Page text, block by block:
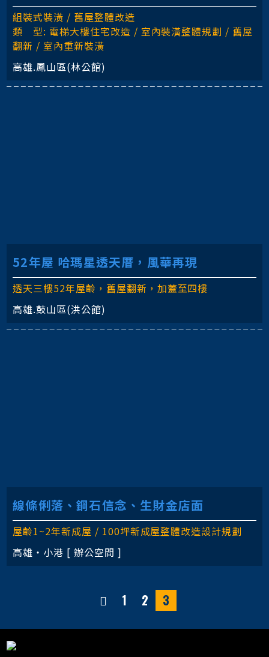
組裝式裝潢 / 舊屋整體改造
類 型: 電梯大樓住宅改造 / 室內裝潢整體規劃 / 舊屋
翻新 / 室內重新裝潢
高雄.鳳山區(林公館)
52年屋 哈瑪星透天厝，風華再現
透天三樓52年屋齡，舊屋翻新，加蓋至四樓
高雄.鼓山區(洪公館)
線條俐落、鋼石信念、生財金店面
屋齡1~2年新成屋 / 100坪新成屋整體改造設計規劃
高雄‧小港 [ 辦公空間 ]
1 2 3